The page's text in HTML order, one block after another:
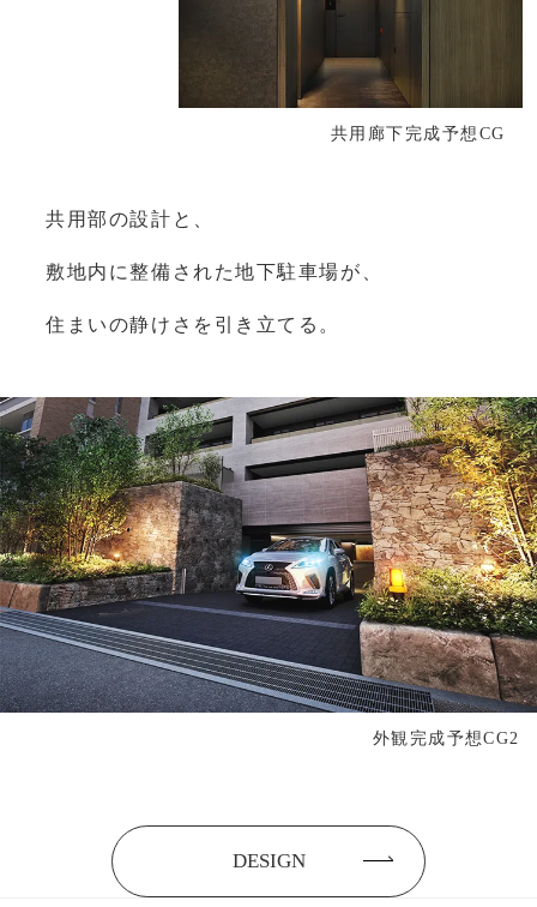
共用廊下完成予想CG
共用部の設計と、
敷地内に整備された地下駐車場が、
住まいの静けさを引き立てる。
外観完成予想CG2
DESIGN